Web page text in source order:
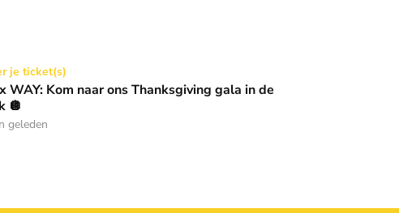
ons Thanksgiving gala in de Basiliek 🪩
je ticket(s)
WAY: Kom naar ons Thanksgiving gala in de
🪩
geleden